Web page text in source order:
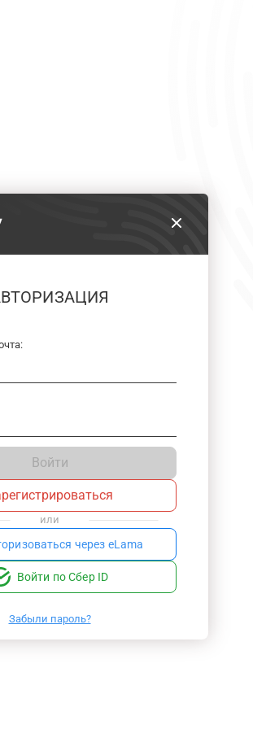
Войти
или
через eLama
Войти по Сбер ID
Забыли пароль?